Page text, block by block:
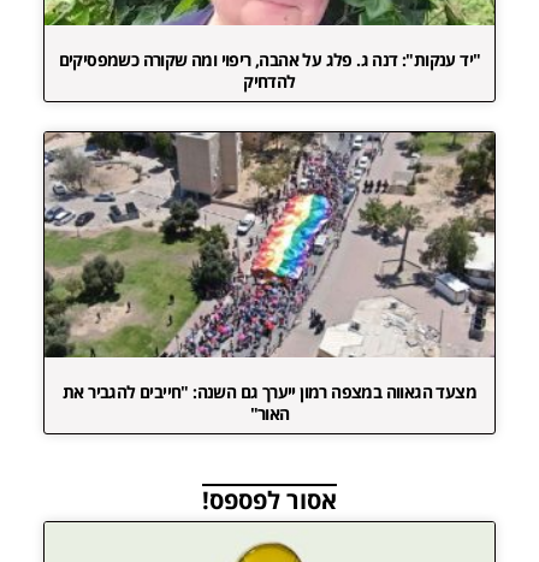
"יד ענקות": דנה ג. פלג על אהבה, ריפוי ומה שקורה כשמפסיקים
להדחיק
מצעד הגאווה במצפה רמון ייערך גם השנה: "חייבים להגביר את
האור"
אסור לפספס!